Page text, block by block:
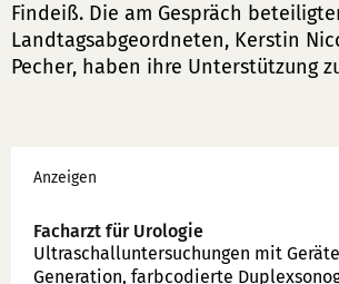
Findeiß. Die am Gespräch
Landtagsabgeordneten, Kerstin
Pecher, haben ihre Unterstützung
Werbung
Anzeigen
Facharzt für Urologie
Ultraschallunter­suchungen mit
Generation, farbcodierte